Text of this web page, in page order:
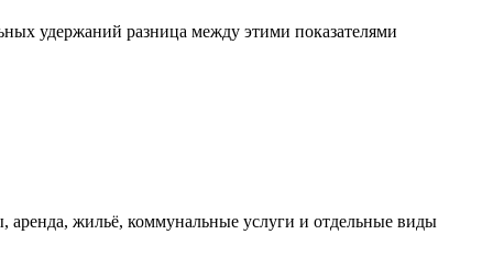
удержаний разница между этими показателями
жильё, коммунальные услуги и отдельные виды